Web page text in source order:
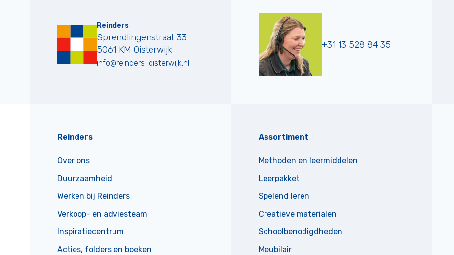
Reinders
Sprendlingenstraat 33
5061 KM Oisterwijk
info@reinders-oisterwijk.nl
+31 13 528 84 35
Reinders
Over ons
Duurzaamheid
Werken bij Reinders
Verkoop- en adviesteam
Inspiratiecentrum
Acties, folders en boeken
Assortiment
Methoden en leermiddelen
Leerpakket
Spelend leren
Creatieve materialen
Schoolbenodigdheden
Meubilair